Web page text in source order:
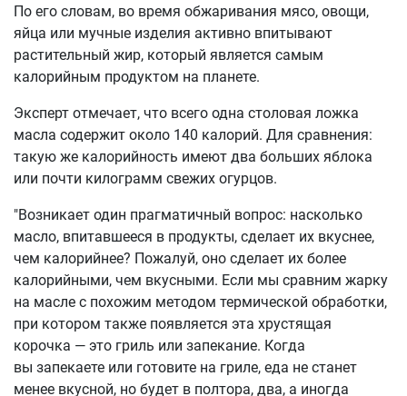
По его словам, во время обжаривания мясо, овощи,
яйца или мучные изделия активно впитывают
растительный жир, который является самым
калорийным продуктом на планете.
Эксперт отмечает, что всего одна столовая ложка
масла содержит около 140 калорий. Для сравнения:
такую же калорийность имеют два больших яблока
или почти килограмм свежих огурцов.
"Возникает один прагматичный вопрос: насколько
масло, впитавшееся в продукты, сделает их вкуснее,
чем калорийнее? Пожалуй, оно сделает их более
калорийными, чем вкусными. Если мы сравним жарку
на масле с похожим методом термической обработки,
при котором также появляется эта хрустящая
корочка — это гриль или запекание. Когда
вы запекаете или готовите на гриле, еда не станет
менее вкусной, но будет в полтора, два, а иногда